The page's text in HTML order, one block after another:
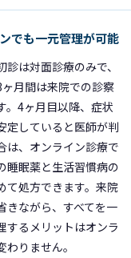
でも一元管理が可能
診は対面診療のみで、
月間は来院での診察
。4ヶ月目以降、症状
定していると医師が判
は、オンライン診療で
睡眠薬と生活習慣病の
て処方できます。来院
きながら、すべてを一
するメリットはオンラ
わりません。